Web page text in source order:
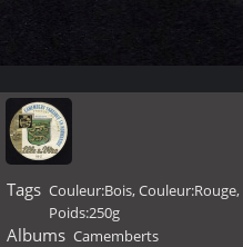
Tags Couleur:Bois,Couleur:Rouge,
Poids:250g
Albums Camemberts